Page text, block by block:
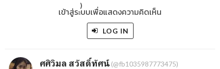
)
เข้าสู่ระบบเพื่อแสดงความคิดเห็น
LOG IN
ศศิวิมล สวัสดิ์ทัศน์(@fb1035987773475)